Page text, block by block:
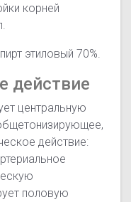
корней
этиловый 70%.
действие
центральную
действие:
половую